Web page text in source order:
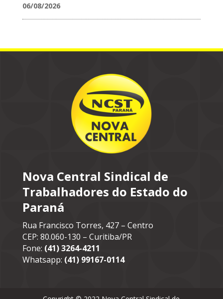
06/08/2026
Nova Central Sindical de
Trabalhadores do Estado do
Paraná
Rua Francisco Torres, 427 – Centro
CEP: 80.060-130 – Curitiba/PR
Fone: (41) 3264-4211
Whatsapp: (41) 99167-0114